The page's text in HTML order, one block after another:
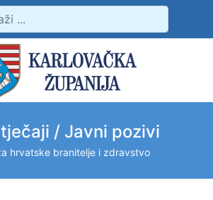
/ Javni pozivi
hrvatske branitelje i zdravstvo